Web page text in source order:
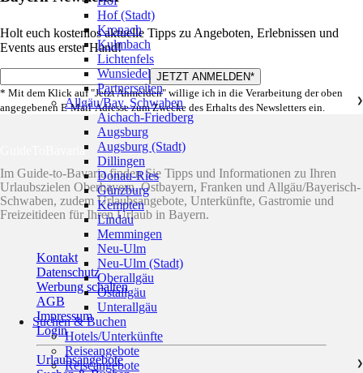
Holt euch kostenlos aktuelle Tipps zu Angeboten, Erlebnissen und
Events aus erster Hand!
* Mit dem Klick auf "Jetzt Anmelden" willige ich in die Verarbeitung der oben
angegebenen E-Mail-Adresse zum Zwecke des Erhalts des Newsletters ein.
GuideToBavaria
Im Guide-to-Bavaria finden Sie Tipps und Informationen zu Ihren
Urlaubszielen Oberbayern, Ostbayern, Franken und Allgäu/Bayerisch-
Schwaben, zudem Urlaubsangebote, Unterkünfte, Gastromie und
Freizeitideen für Ihren Urlaub in Bayern.
Kontakt
Datenschutz
Werbung schalten
AGB
Impressum
Login
Urlaubsangebote
Hof (Stadt)
Kronach
Kulmbach
Lichtenfels
Wunsiedel
Partnerseiten
Allgäu/Bay. Schwaben
❯
Aichach-Friedberg
Augsburg
Augsburg (Stadt)
Dillingen
Donau-Ries
Günzburg
Kempten
Lindau
Memmingen
Neu-Ulm
Neu-Ulm (Stadt)
Oberallgäu
Ostallgäu
Unterallgäu
Suchen & Buchen
Hotels/Unterkünfte
Reiseangebote
Reiseangebote
❯